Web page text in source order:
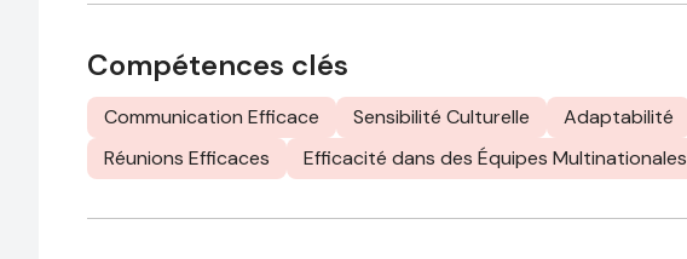
Compétences clés
Communication Efficace Sensibilité Culturelle Adaptabilité
Réunions Efficaces
Efficacité dans des Équipes Multinationales